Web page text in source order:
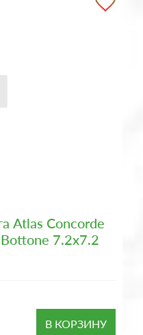
Atlas Concorde
7.2x7.2
В КОРЗИНУ